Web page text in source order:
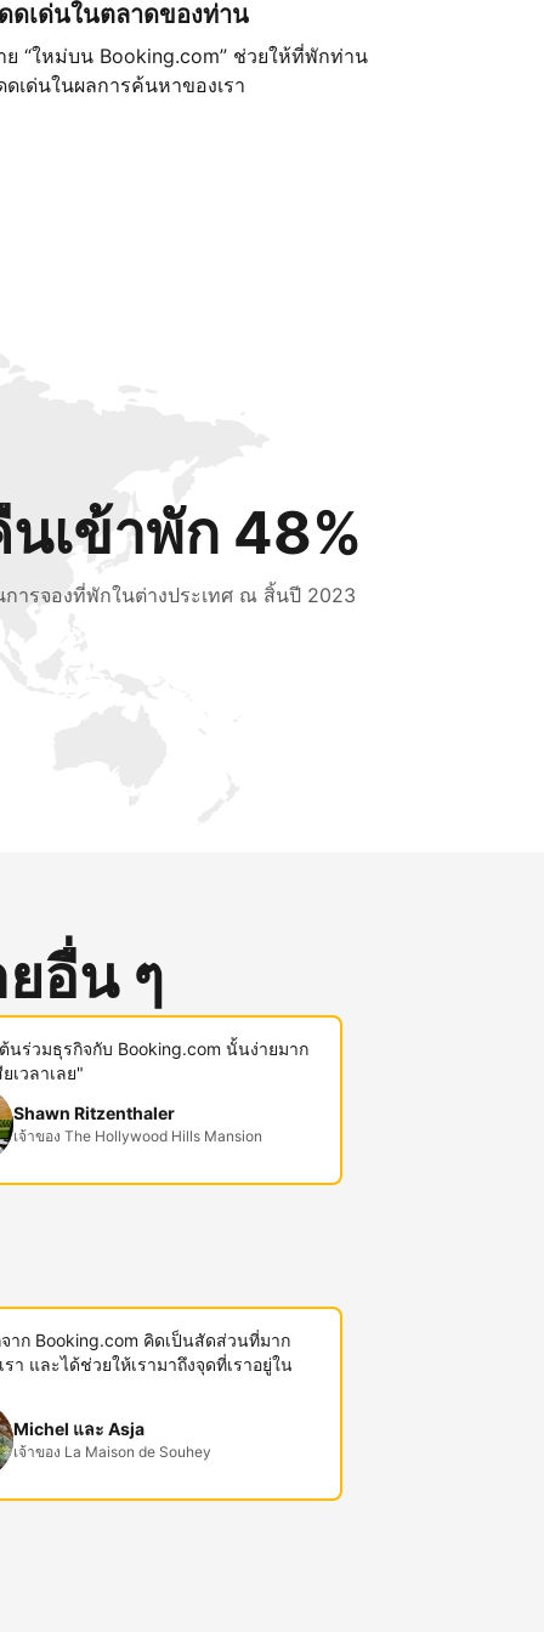
ดเด่นในตลาดของท่าน
ย “ใหม่บน Booking.com” ช่วยให้ที่พักท่าน
ดเด่นในผลการค้นหาของเรา
เข้าพัก 48%
การจองที่พักในต่างประเทศ ณ สิ้นปี 2023
อื่น ๆ
นร่วมธุรกิจกับ Booking.com นั้นง่ายมาก
เวลาเลย"
Shawn Ritzenthaler
เจ้าของ The Hollywood Hills Mansion
าก Booking.com คิดเป็นสัดส่วนที่มาก
า และได้ช่วยให้เรามาถึงจุดที่เราอยู่ใน
Michel และ Asja
เจ้าของ La Maison de Souhey